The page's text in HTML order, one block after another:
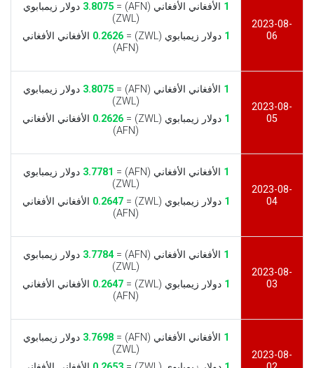
2023-08-
06
1 الأفغاني الأفغاني (AFN) = 3.8075 دولار زيمبابوي
(ZWL)
1 دولار زيمبابوي (ZWL) = 0.2626 الأفغاني الأفغاني
(AFN)
2023-08-
05
1 الأفغاني الأفغاني (AFN) = 3.8075 دولار زيمبابوي
(ZWL)
1 دولار زيمبابوي (ZWL) = 0.2626 الأفغاني الأفغاني
(AFN)
2023-08-
04
1 الأفغاني الأفغاني (AFN) = 3.7781 دولار زيمبابوي
(ZWL)
1 دولار زيمبابوي (ZWL) = 0.2647 الأفغاني الأفغاني
(AFN)
2023-08-
03
1 الأفغاني الأفغاني (AFN) = 3.7784 دولار زيمبابوي
(ZWL)
1 دولار زيمبابوي (ZWL) = 0.2647 الأفغاني الأفغاني
(AFN)
2023-08-
1 الأفغاني الأفغاني (AFN) = 3.7698 دولار زيمبابوي
(ZWL)